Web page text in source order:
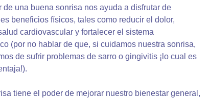
de una buena sonrisa nos ayuda a disfrutar de
beneficios físicos, tales como reducir el dolor,
cardiovascular y fortalecer el sistema
(por no hablar de que, si cuidamos nuestra sonrisa,
de sufrir problemas de sarro o gingivitis ¡lo cual es
tiene el poder de mejorar nuestro bienestar general,